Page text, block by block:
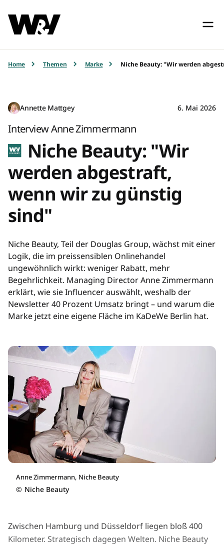
Home Themen Marke Niche Beauty: "Wir werden
Annette Mattgey 6. Mai 2026
Interview Anne Zimmermann
Niche Beauty: "Wir
werden abgestraft,
wenn wir zu günstig
sind"
Niche Beauty, Teil der Douglas Group, wächst mit einer
Logik, die im preissensiblen Onlinehandel
ungewöhnlich wirkt: weniger Rabatt, mehr
Begehrlichkeit. Managing Director Anne Zimmermann
erklärt, wie sie Influencer auswählt, weshalb der
Newsletter 40 Prozent Umsatz bringt – und warum die
Marke jetzt eine eigene Fläche im KaDeWe Berlin hat.
Anne Zimmermann, Niche Beauty
© Niche Beauty
Zwischen Hamburg und Düsseldorf liegen bloß 400
Kilometer. Strategisch dagegen Welten. Niche Beauty